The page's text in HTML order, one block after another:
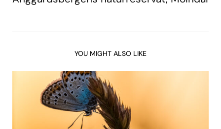
YOU MIGHT ALSO LIKE